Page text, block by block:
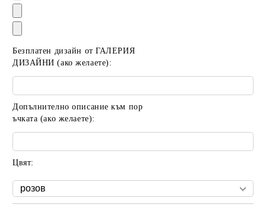
Безплатен дизайн от ГАЛЕРИЯ
ДИЗАЙНИ (ако желаете):
Допълнително описание към пор
ъчката (ако желаете):
Цвят: